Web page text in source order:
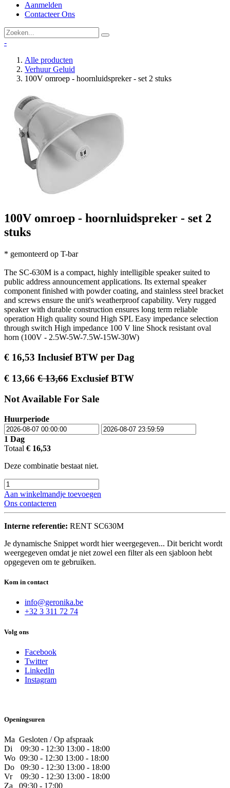
Aanmelden
Contacteer Ons
-
Alle producten
Verhuur Geluid
100V omroep - hoornluidspreker - set 2 stuks
100V omroep - hoornluidspreker - set 2
stuks
* gemonteerd op T-bar
The SC-630M is a compact, highly intelligible speaker suited to
public address announcement applications. Its external speaker
component finished with powder coating, and stainless steel bracket
and screws ensure the unit's weatherproof capability. Very rugged
speaker with durable construction ensures long term reliable
operation High quality sound High SPL Easy impedance selection
through switch High impedance 100 V line Shock resistant oval
horn (100V - 2.5W-5W-7.5W-15W-30W)
€ 16,53 Inclusief BTW per Dag
€ 13,66 €13,66 Exclusief BTW
Not Available For Sale
Huurperiode
1 Dag
Totaal € 16,53
Deze combinatie bestaat niet.
Aan winkelmandje toevoegen
Ons contacteren
Interne referentie: RENT SC630M
Je dynamische Snippet wordt hier weergegeven... Dit bericht wordt
weergegeven omdat je niet zowel een filter als een sjabloon hebt
opgegeven om te gebruiken.
Kom in contact
info@geronika.be
+32 3 311 72 74
Volg ons
Facebook
Twitter
LinkedIn
Instagram
Openingsuren
Ma Gesloten / Op afspraak
Di 09:30 - 12:30 13:00 - 18:00
Wo 09:30 - 12:30 13:00 - 18:00
Do ​09:30 - 12:30 13:00 - 18:00
Vr ​09:30 - 12:30 13:00 - 18:00
Za 09:30 - 17:00